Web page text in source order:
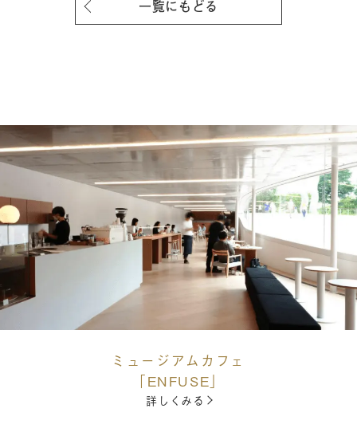
一覧にもどる
ミュージアムカフェ
「ENFUSE」
詳しくみる